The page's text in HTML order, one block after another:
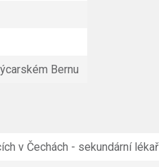
Bernu
v Čechách - sekundární lékař